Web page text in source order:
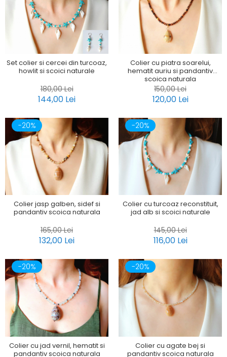
Set colier si cercei din turcoaz,
howlit si scoici naturale
180,00 Lei
144,00 Lei
Colier cu piatra soarelui,
hematit auriu si pandantiv
scoica naturala
150,00 Lei
120,00 Lei
-20%
Colier jasp galben, sidef si
pandantiv scoica naturala
165,00 Lei
132,00 Lei
-20%
Colier cu turcoaz reconstituit,
jad alb si scoici naturale
145,00 Lei
116,00 Lei
-20%
Colier cu jad vernil, hematit si
pandantiv scoica naturala
-20%
Colier cu agate bej si
pandantiv scoica naturala